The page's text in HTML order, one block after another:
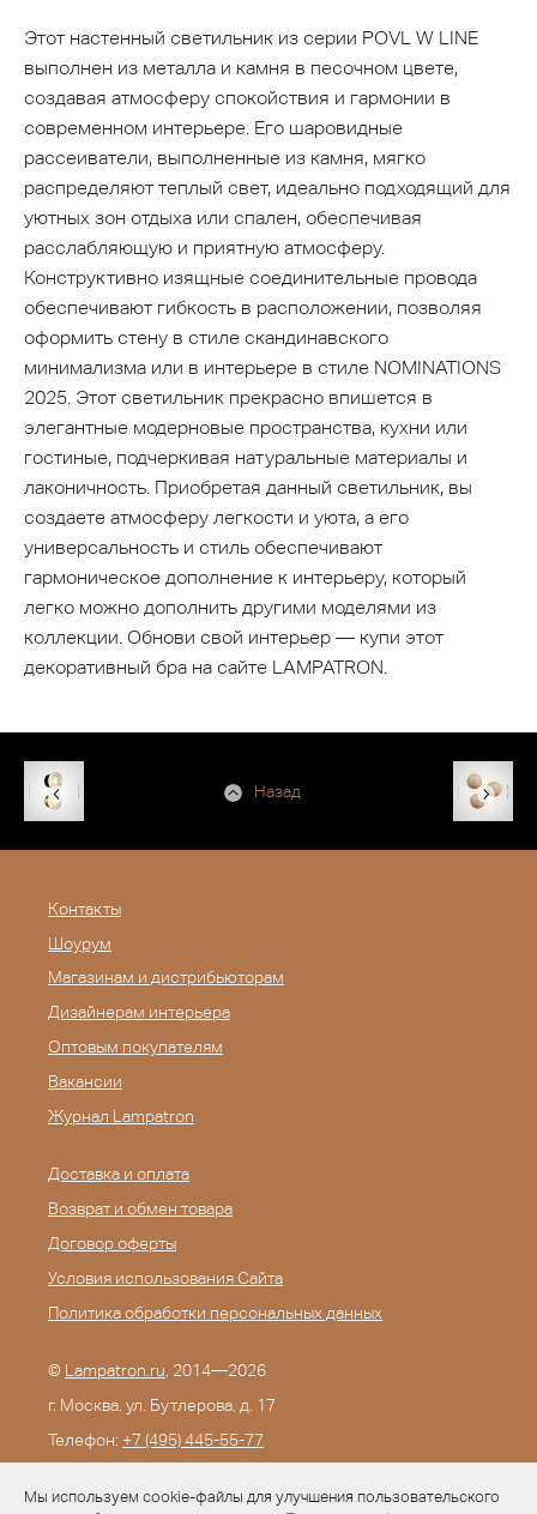
Мы используем cookie-файлы для улучшения пользовательского
Этот настенный светильник из серии POVL W LINE
выполнен из металла и камня в песочном цвете,
создавая атмосферу спокойствия и гармонии в
современном интерьере. Его шаровидные
рассеиватели, выполненные из камня, мягко
распределяют теплый свет, идеально подходящий для
уютных зон отдыха или спален, обеспечивая
расслабляющую и приятную атмосферу.
Конструктивно изящные соединительные провода
обеспечивают гибкость в расположении, позволяя
оформить стену в стиле скандинавского
минимализма или в интерьере в стиле NOMINATIONS
2025. Этот светильник прекрасно впишется в
элегантные модерновые пространства, кухни или
гостиные, подчеркивая натуральные материалы и
лаконичность. Приобретая данный светильник, вы
создаете атмосферу легкости и уюта, а его
универсальность и стиль обеспечивают
гармоническое дополнение к интерьеру, который
легко можно дополнить другими моделями из
коллекции. Обнови свой интерьер — купи этот
декоративный бра на сайте LAMPATRON.
Назад
Контакты
Шоурум
Магазинам и дистрибьюторам
Дизайнерам интерьера
Оптовым покупателям
Вакансии
Журнал Lampatron
Доставка и оплата
Возврат и обмен товара
Договор оферты
Условия использования Сайта
Политика обработки персональных данных
© Lampatron.ru, 2014—2026
г. Москва. ул. Бутлерова, д. 17
Телефон: +7 (495) 445-55-77